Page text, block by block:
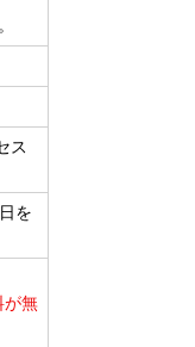
ス
を
が無